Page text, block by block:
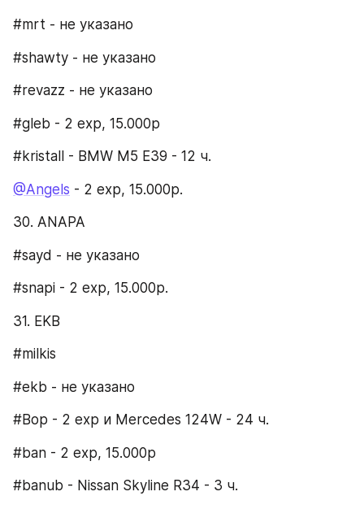
#mrt - не указано
#shawty - не указано
#revazz - не указано
#gleb - 2 exp, 15.000р
#kristall - BMW M5 E39 - 12 ч.
@Аngels - 2 exp, 15.000p.
30. ANAPA​
#sayd - не указано
#snapi - 2 exp, 15.000р.
31. EKB​
#milkis
#ekb - не указано
#Bop - 2 exp и Mercedes 124W - 24 ч.
#ban - 2 exp, 15.000p
#banub - Nissan Skyline R34 - 3 ч.